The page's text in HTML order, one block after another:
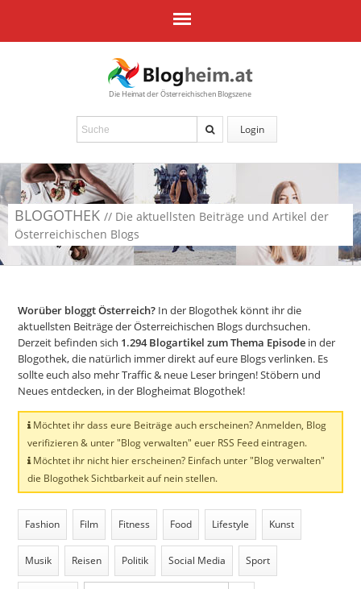
Die Heimat der Österreichischen Blogszene
Login
BLOGOTHEK // Die aktuellsten Beiträge und Artikel der
Österreichischen Blogs
Worüber bloggt Österreich? In der Blogothek könnt ihr die
aktuellsten Beiträge der Österreichischen Blogs durchsuchen.
Derzeit befinden sich 1.294Blogartikel zum Thema Episode in der
Blogothek, die natürlich immer direkt auf eure Blogs verlinken. Es
sollte euch also mehr Traffic & neue Leser bringen! Stöbern und
Neues entdecken, in der Blogheimat Blogothek!
Möchtet ihr dass eure Beiträge auch erscheinen? Anmelden, Blog
verifizieren & unter "Blog verwalten" euer RSS Feed eintragen.
Möchtet ihr nicht hier erscheinen? Einfach unter "Blog verwalten"
die Blogothek Sichtbarkeit auf nein stellen.
Fashion Film Fitness Food Lifestyle Kunst
Musik Reisen Politik Social Media Sport